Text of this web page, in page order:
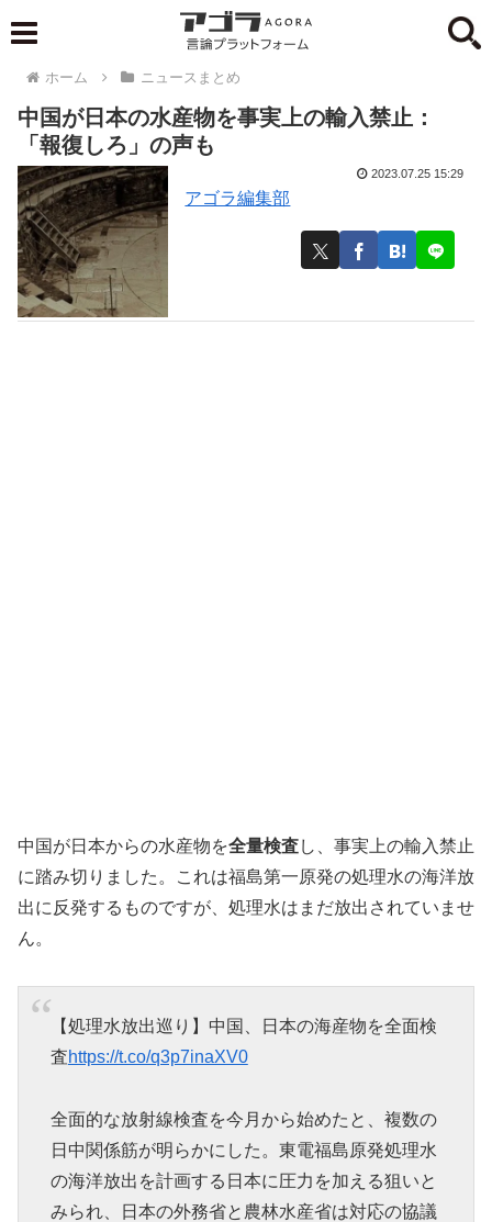
ホーム ニュースまとめ
中国が日本の水産物を事実上の輸入禁止：
「報復しろ」の声も
アゴラ編集部
2023.07.25 15:29
中国が日本からの水産物を全量検査し、事実上の輸入禁止
に踏み切りました。これは福島第一原発の処理水の海洋放
出に反発するものですが、処理水はまだ放出されていませ
ん。
【処理水放出巡り】中国、日本の海産物を全面検
査https://t.co/q3p7inaXV0
全面的な放射線検査を今月から始めたと、複数の
日中関係筋が明らかにした。東電福島原発処理水
の海洋放出を計画する日本に圧力を加える狙いと
みられ、日本の外務省と農林水産省は対応の協議